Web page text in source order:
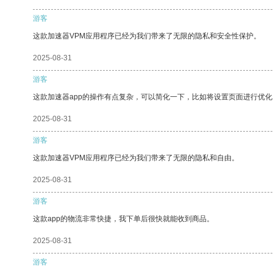
游客
这款加速器VPM应用程序已经为我们带来了无限的隐私和安全性保护。
2025-08-31
游客
这款加速器app的操作有点复杂，可以简化一下，比如将设置页面进行优
2025-08-31
游客
这款加速器VPM应用程序已经为我们带来了无限的隐私和自由。
2025-08-31
游客
这款app的物流非常快捷，我下单后很快就能收到商品。
2025-08-31
游客